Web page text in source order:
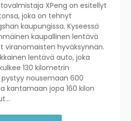
XPeng on esitellyt
joka on tehnyt
kaupungissa. Kyseessä
kaupallinen lentävä
viranomaisten hyväksynnän.
lentävä auto, joka
130 kilometrin
nousemaan 600
kantamaan jopa 160 kilon